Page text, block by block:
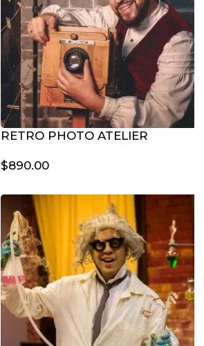
RETRO PHOTO ATELIER
$890.00